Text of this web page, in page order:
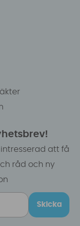
att få
råd och ny
Skicka